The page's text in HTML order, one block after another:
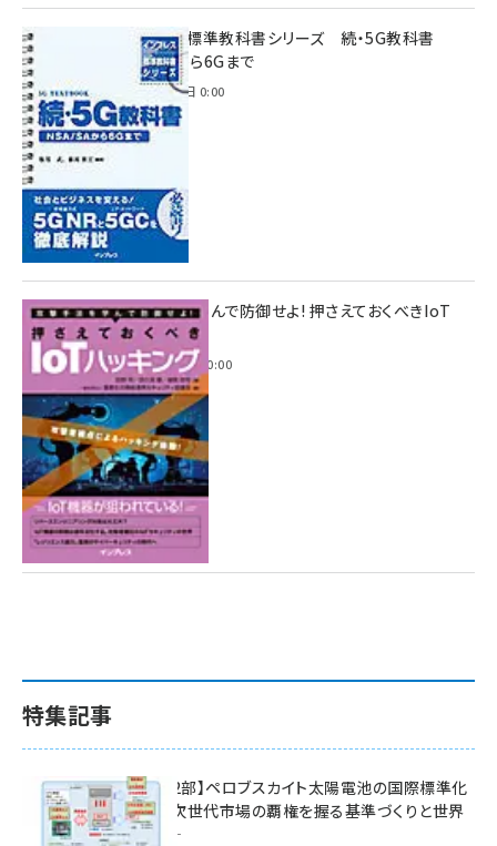
インプレス標準教科書シリーズ 続・5G教科書
NSA/SAから6Gまで
2023年4月3日 0:00
攻撃手法を学んで防御せよ! 押さえておくべきIoT
ハッキング
2022年6月14日 0:00
特集記事
特集【第2部】ペロブスカイト太陽電池の国際標準化
戦略 ― 次世代市場の覇権を握る基準づくりと世界
の動向 ―